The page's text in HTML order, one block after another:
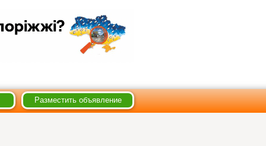
Разместить объявление